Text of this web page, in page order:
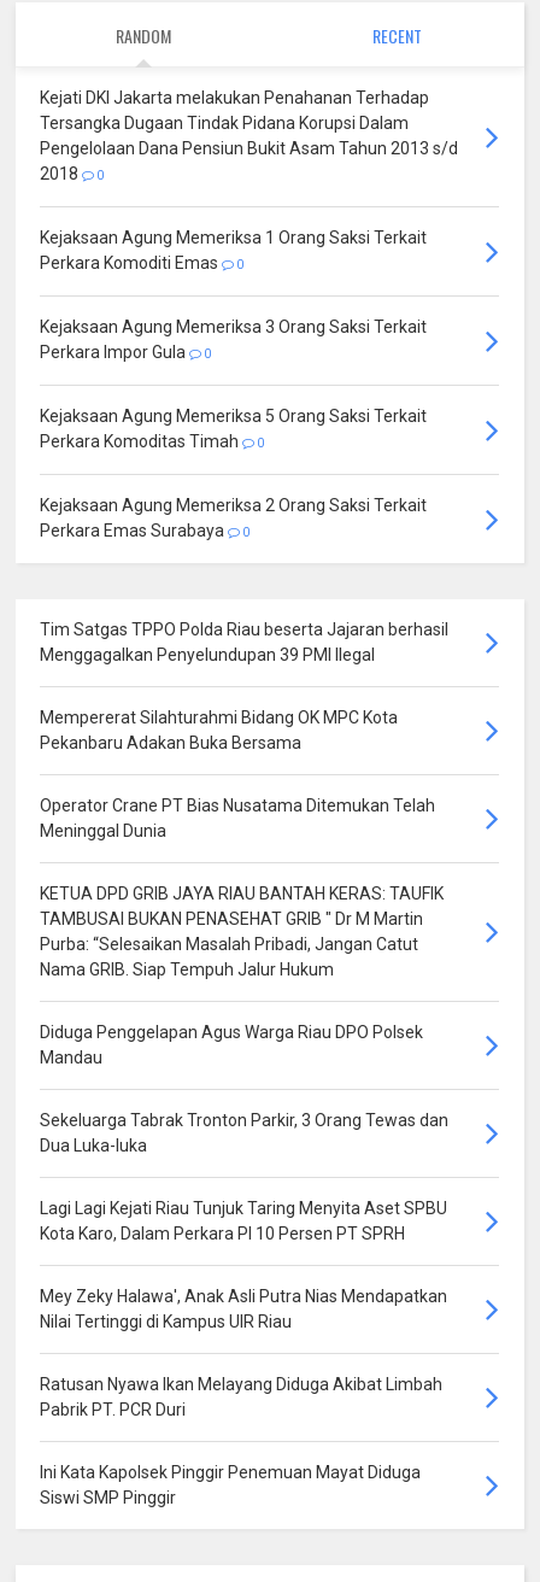
RANDOM RECENT
Kejati DKI Jakarta melakukan Penahanan Terhadap
Tersangka Dugaan Tindak Pidana Korupsi Dalam
Pengelolaan Dana Pensiun Bukit Asam Tahun 2013 s/d
2018
0
Kejaksaan Agung Memeriksa 1 Orang Saksi Terkait
Perkara Komoditi Emas
0
Kejaksaan Agung Memeriksa 3 Orang Saksi Terkait
Perkara Impor Gula
0
Kejaksaan Agung Memeriksa 5 Orang Saksi Terkait
Perkara Komoditas Timah
0
Kejaksaan Agung Memeriksa 2 Orang Saksi Terkait
Perkara Emas Surabaya
0
Tim Satgas TPPO Polda Riau beserta Jajaran berhasil
Menggagalkan Penyelundupan 39 PMI Ilegal
Mempererat Silahturahmi Bidang OK MPC Kota
Pekanbaru Adakan Buka Bersama
Operator Crane PT Bias Nusatama Ditemukan Telah
Meninggal Dunia
KETUA DPD GRIB JAYA RIAU BANTAH KERAS: TAUFIK
TAMBUSAI BUKAN PENASEHAT GRIB " Dr M Martin
Purba: “Selesaikan Masalah Pribadi, Jangan Catut
Nama GRIB. Siap Tempuh Jalur Hukum
Diduga Penggelapan Agus Warga Riau DPO Polsek
Mandau
Sekeluarga Tabrak Tronton Parkir, 3 Orang Tewas dan
Dua Luka-luka
Lagi Lagi Kejati Riau Tunjuk Taring Menyita Aset SPBU
Kota Karo, Dalam Perkara PI 10 Persen PT SPRH
Mey Zeky Halawa', Anak Asli Putra Nias Mendapatkan
Nilai Tertinggi di Kampus UIR Riau
Ratusan Nyawa Ikan Melayang Diduga Akibat Limbah
Pabrik PT. PCR Duri
Ini Kata Kapolsek Pinggir Penemuan Mayat Diduga
Siswi SMP Pinggir